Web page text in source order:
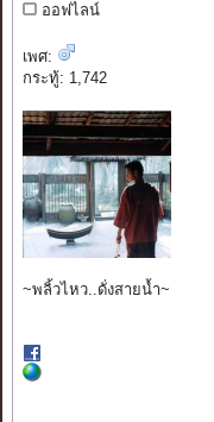
ออฟไลน์
เพศ:
กระทู้: 1,742
~พลิ้วไหว..ดั่งสายน้ำ~